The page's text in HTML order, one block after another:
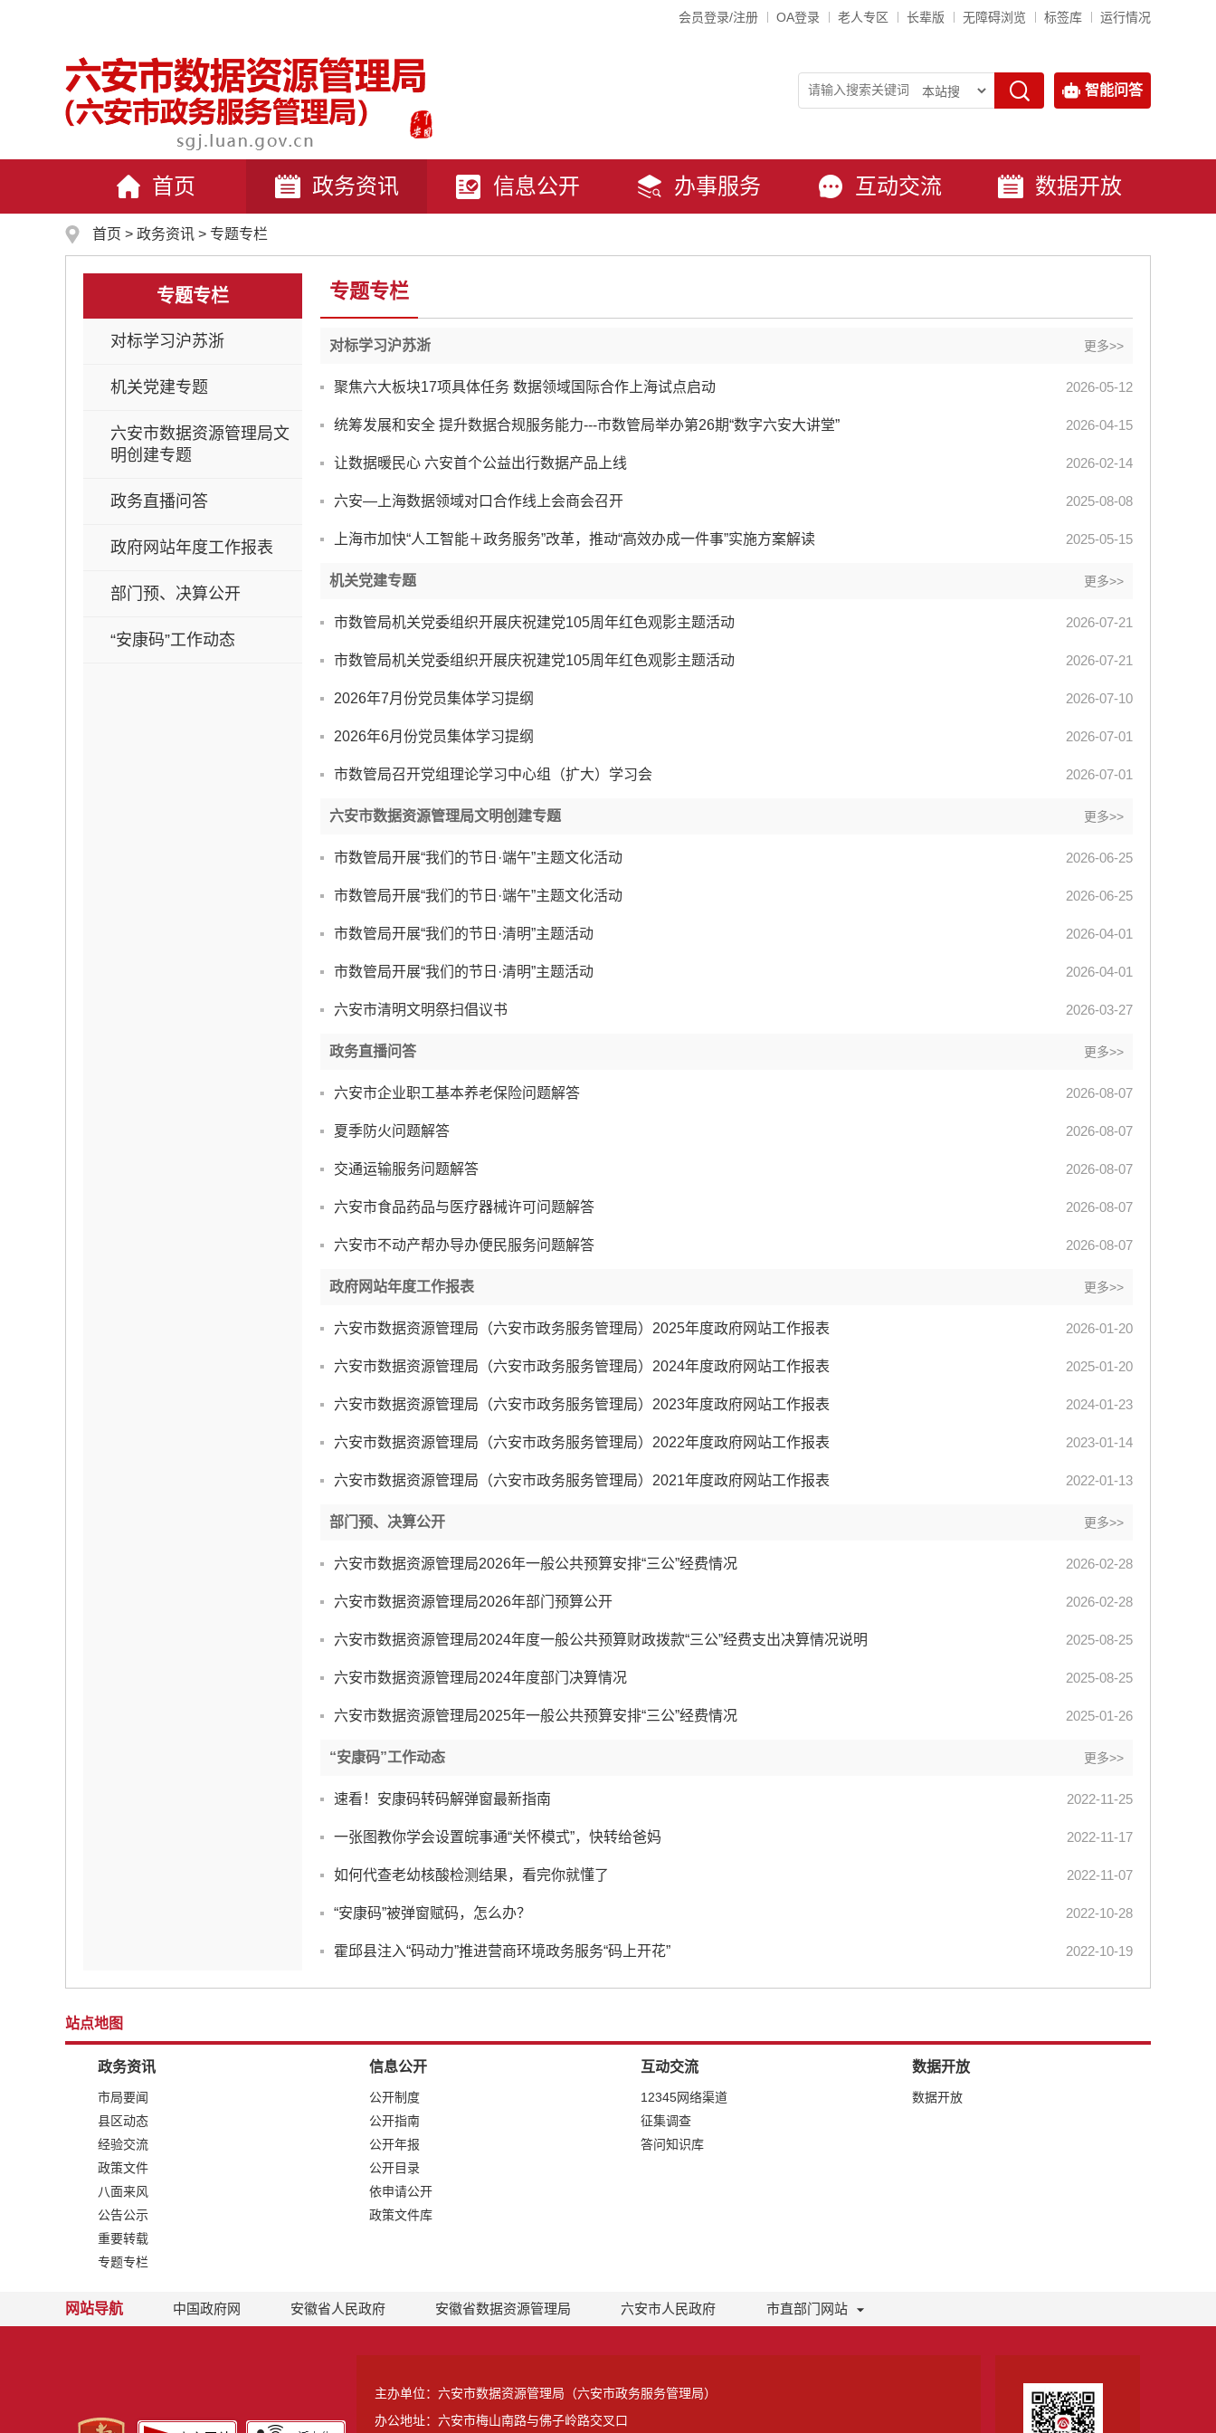
会员登录/注册 OA登录 老人专区 长辈版 无障碍浏览 标签库 运行情况
智能问答
首页 政务资讯 信息公开 办事服务 互动交流 数据开放
首页 > 政务资讯 > 专题专栏
专题专栏
对标学习沪苏浙
机关党建专题
六安市数据资源管理局文
明创建专题
政务直播问答
政府网站年度工作报表
部门预、决算公开
“安康码”工作动态
专题专栏
对标学习沪苏浙 更多>>
聚焦六大板块17项具体任务 数据领域国际合作上海试点启动 2026-05-12
统筹发展和安全 提升数据合规服务能力---市数管局举办第26期“数字六安大讲堂” 2026-04-15
让数据暖民心 六安首个公益出行数据产品上线 2026-02-14
六安—上海数据领域对口合作线上会商会召开 2025-08-08
上海市加快“人工智能＋政务服务”改革，推动“高效办成一件事”实施方案解读 2025-05-15
机关党建专题 更多>>
市数管局机关党委组织开展庆祝建党105周年红色观影主题活动 2026-07-21
市数管局机关党委组织开展庆祝建党105周年红色观影主题活动 2026-07-21
2026年7月份党员集体学习提纲 2026-07-10
2026年6月份党员集体学习提纲 2026-07-01
市数管局召开党组理论学习中心组（扩大）学习会 2026-07-01
六安市数据资源管理局文明创建专题 更多>>
市数管局开展“我们的节日·端午”主题文化活动 2026-06-25
市数管局开展“我们的节日·端午”主题文化活动 2026-06-25
市数管局开展“我们的节日·清明”主题活动 2026-04-01
市数管局开展“我们的节日·清明”主题活动 2026-04-01
六安市清明文明祭扫倡议书 2026-03-27
政务直播问答 更多>>
六安市企业职工基本养老保险问题解答 2026-08-07
夏季防火问题解答 2026-08-07
交通运输服务问题解答 2026-08-07
六安市食品药品与医疗器械许可问题解答 2026-08-07
六安市不动产帮办导办便民服务问题解答 2026-08-07
政府网站年度工作报表 更多>>
六安市数据资源管理局（六安市政务服务管理局）2025年度政府网站工作报表 2026-01-20
六安市数据资源管理局（六安市政务服务管理局）2024年度政府网站工作报表 2025-01-20
六安市数据资源管理局（六安市政务服务管理局）2023年度政府网站工作报表 2024-01-23
六安市数据资源管理局（六安市政务服务管理局）2022年度政府网站工作报表 2023-01-14
六安市数据资源管理局（六安市政务服务管理局）2021年度政府网站工作报表 2022-01-13
部门预、决算公开 更多>>
六安市数据资源管理局2026年一般公共预算安排“三公”经费情况 2026-02-28
六安市数据资源管理局2026年部门预算公开 2026-02-28
六安市数据资源管理局2024年度一般公共预算财政拨款“三公”经费支出决算情况说明 2025-08-25
六安市数据资源管理局2024年度部门决算情况 2025-08-25
六安市数据资源管理局2025年一般公共预算安排“三公”经费情况 2025-01-26
“安康码”工作动态 更多>>
速看！安康码转码解弹窗最新指南 2022-11-25
一张图教你学会设置皖事通“关怀模式”，快转给爸妈 2022-11-17
如何代查老幼核酸检测结果，看完你就懂了 2022-11-07
“安康码”被弹窗赋码，怎么办？ 2022-10-28
霍邱县注入“码动力”推进营商环境政务服务“码上开花” 2022-10-19
站点地图
政务资讯
市局要闻
县区动态
经验交流
政策文件
八面来风
公告公示
重要转载
专题专栏
信息公开
公开制度
公开指南
公开年报
公开目录
依申请公开
政策文件库
互动交流
12345网络渠道
征集调查
答问知识库
数据开放
数据开放
网站导航 中国政府网 安徽省人民政府 安徽省数据资源管理局 六安市人民政府 市直部门网站
主办单位：六安市数据资源管理局（六安市政务服务管理局）
办公地址：六安市梅山南路与佛子岭路交叉口